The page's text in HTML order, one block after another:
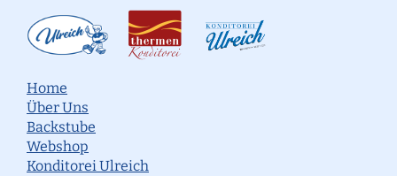
Home
Über Uns
Backstube
Webshop
Konditorei Ulreich